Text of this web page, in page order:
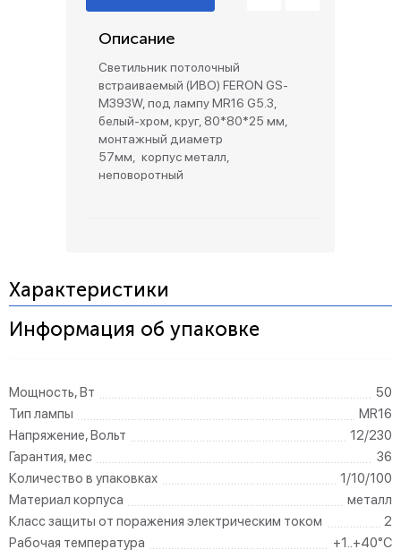
Описание
Светильник потолочный
встраиваемый (ИВО) FERON GS-
M393W, под лампу MR16 G5.3,
белый-хром, круг, 80*80*25 мм,
монтажный диаметр
57мм, корпус металл,
неповоротный
Характеристики
Информация об упаковке
Мощность, Вт
50
Тип лампы
MR16
Напряжение, Вольт
12/230
Гарантия, мес
36
Количество в упаковках
1/10/100
Материал корпуса
металл
Класс защиты от поражения электрическим током
2
Рабочая температура
+1..+40°C